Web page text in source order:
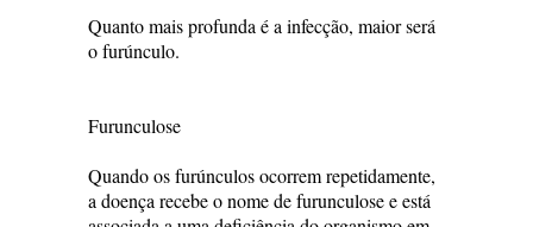
Quanto mais profunda é a infecção, maior será
o furúnculo.
Furunculose
Quando os furúnculos ocorrem repetidamente,
a doença recebe o nome de furunculose e está